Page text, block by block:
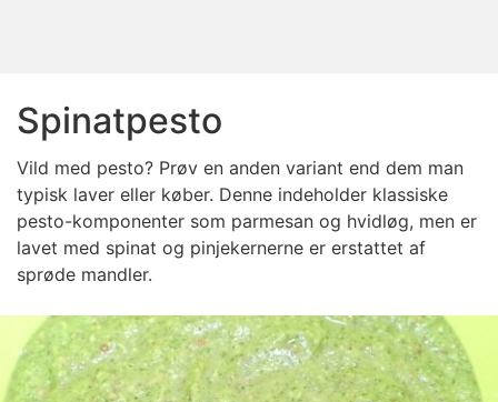
Spinatpesto
Vild med pesto? Prøv en anden variant end dem man
typisk laver eller køber. Denne indeholder klassiske
pesto-komponenter som parmesan og hvidløg, men er
lavet med spinat og pinjekernerne er erstattet af
sprøde mandler.